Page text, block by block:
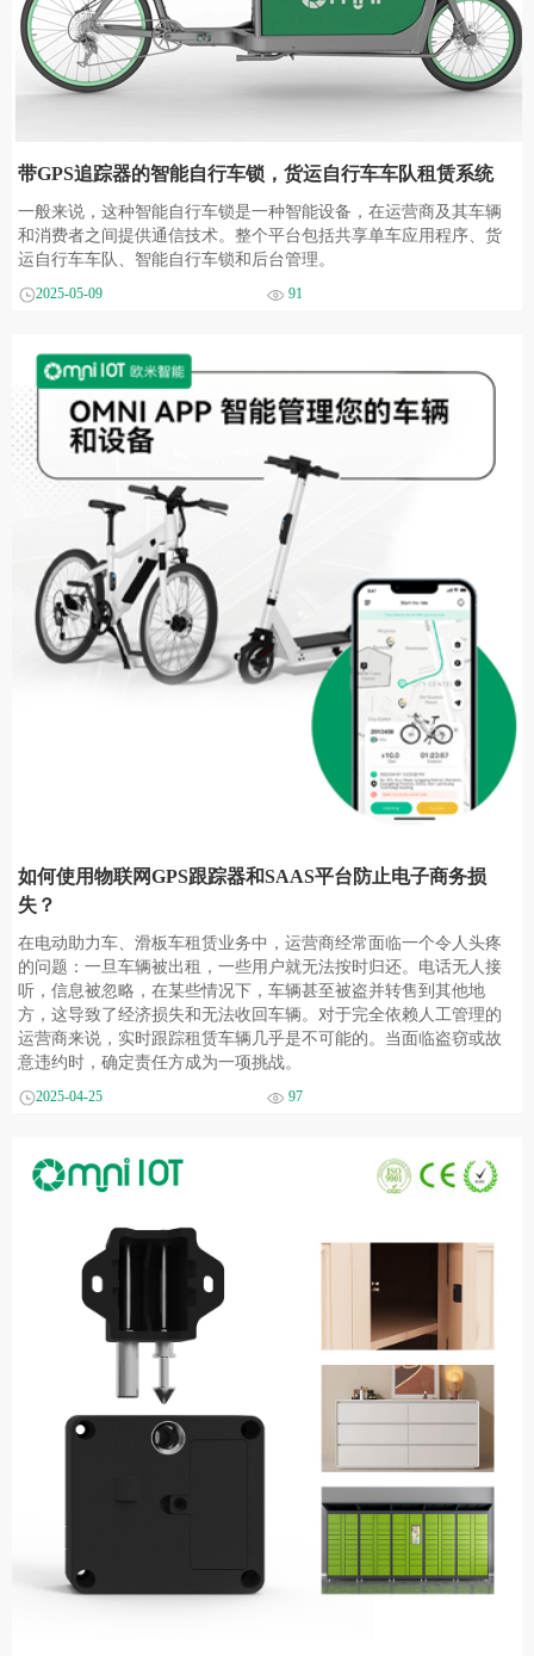
带GPS追踪器的智能自行车锁，货运自行车车队租赁系统
一般来说，这种智能自行车锁是一种智能设备，在运营商及其车辆
和消费者之间提供通信技术。整个平台包括共享单车应用程序、货
运自行车车队、智能自行车锁和后台管理。
2025-05-09 91
如何使用物联网GPS跟踪器和SAAS平台防止电子商务损
失？
在电动助力车、滑板车租赁业务中，运营商经常面临一个令人头疼
的问题：一旦车辆被出租，一些用户就无法按时归还。电话无人接
听，信息被忽略，在某些情况下，车辆甚至被盗并转售到其他地
方，这导致了经济损失和无法收回车辆。对于完全依赖人工管理的
运营商来说，实时跟踪租赁车辆几乎是不可能的。当面临盗窃或故
意违约时，确定责任方成为一项挑战。
2025-04-25 97